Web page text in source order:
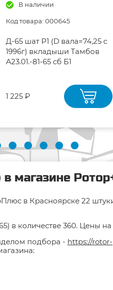
В наличии
Код товара: 000645
Д-65 шат Р1 (D вала=74,25 с
1996г) вкладыши Тамбов
А23.01.-81-65 сб Б1
1 225 ₽
магазине
в Красноярске 22
в количестве 360. Цены
подбора - https://